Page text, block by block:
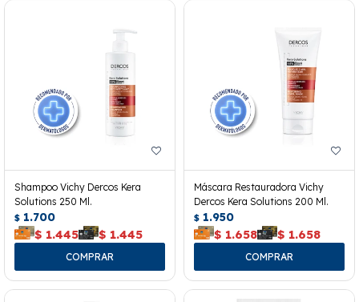
Shampoo Vichy Dercos Kera
Solutions 250 Ml.
$ 1.700
$ 1.445 $ 1.445
Máscara Restauradora Vichy
Dercos Kera Solutions 200 Ml.
$ 1.950
$ 1.658 $ 1.658